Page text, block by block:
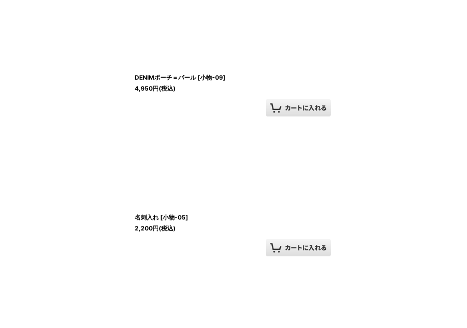
DENIMポーチ＝パール [小物-09]
4,950円(税込)
名刺入れ [小物-05]
2,200円(税込)